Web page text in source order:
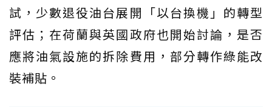
試，少數退役油台展開「以台換機」的轉型
評估；在荷蘭與英國政府也開始討論，是否
應將油氣設施的拆除費用，部分轉作綠能改
裝補貼。